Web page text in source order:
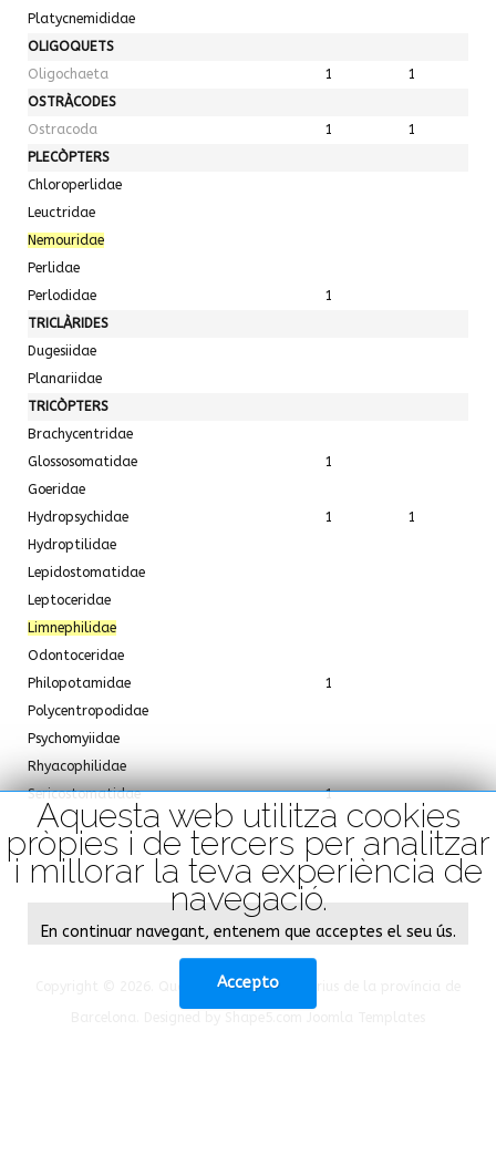
Aquesta web utilitza cookies
pròpies i de tercers per analitzar
i millorar la teva experiència de
navegació.
En continuar navegant, entenem que acceptes el seu ús.
Accepto
Platycnemididae
OLIGOQUETS
Oligochaeta
1 1
OSTRÀCODES
Ostracoda
1 1
PLECÒPTERS
Chloroperlidae
Leuctridae
Nemouridae
Perlidae
Perlodidae
1
TRICLÀRIDES
Dugesiidae
Planariidae
TRICÒPTERS
Brachycentridae
Glossosomatidae
1
Goeridae
Hydropsychidae
1 1
Hydroptilidae
Lepidostomatidae
Leptoceridae
Limnephilidae
Odontoceridae
Philopotamidae
1
Polycentropodidae
Psychomyiidae
Rhyacophilidae
Sericostomatidae
1
Copyright © 2026. Qualitat Ecològica dels rius de la província de